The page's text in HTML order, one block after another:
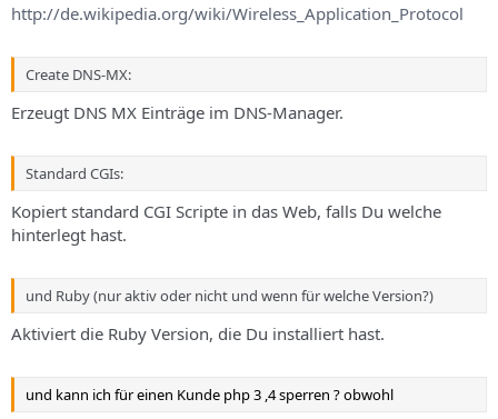
http://de.wikipedia.org/wiki/Wireless_Application_Protocol
Create DNS-MX:
Erzeugt DNS MX Einträge im DNS-Manager.
Standard CGIs:
Kopiert standard CGI Scripte in das Web, falls Du welche
hinterlegt hast.
und Ruby (nur aktiv oder nicht und wenn für welche Version?)
Aktiviert die Ruby Version, die Du installiert hast.
und kann ich für einen Kunde php 3 ,4 sperren ? obwohl